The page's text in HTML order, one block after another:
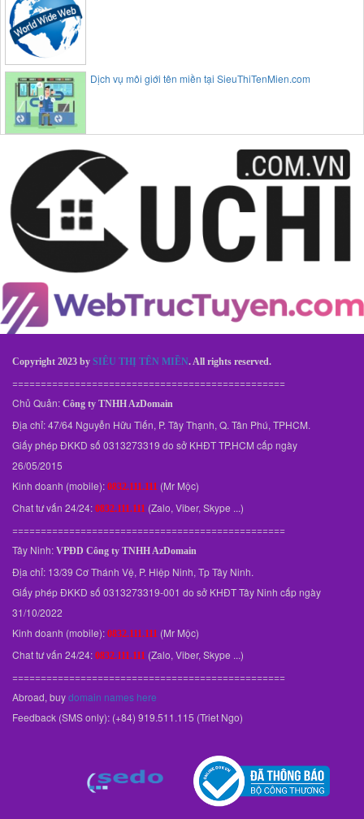
Dịch vụ môi giới tên miền tại SieuThiTenMien.com
Copyright 2023 by SIÊU THỊ TÊN MIỀN. All rights reserved.
================================================
Chủ Quản: Công ty TNHH AzDomain
Địa chỉ: 47/64 Nguyễn Hữu Tiến, P. Tây Thạnh, Q. Tân Phú, TPHCM.
Giấy phép ĐKKD số 0313273319 do sở KHĐT TP.HCM cấp ngày
26/05/2015
Kinh doanh (mobile): 0832.111.111 (Mr Mộc)
Chat tư vấn 24/24: 0832.111.111 (Zalo, Viber, Skype ...)
================================================
Tây Ninh: VPĐD Công ty TNHH AzDomain
Địa chỉ: 13/39 Cơ Thánh Vệ, P. Hiệp Ninh, Tp Tây Ninh.
Giấy phép ĐKKD số 0313273319-001 do sở KHĐT Tây Ninh cấp ngày
31/10/2022
Kinh doanh (mobile): 0832.111.111 (Mr Mộc)
Chat tư vấn 24/24: 0832.111.111 (Zalo, Viber, Skype ...)
================================================
Abroad, buydomain names here
Feedback (SMS only): (+84) 919.511.115 (Triet Ngo)